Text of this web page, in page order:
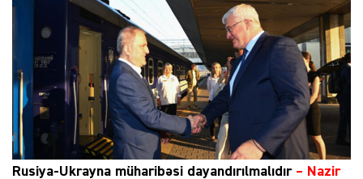
Rusiya-Ukrayna müharibəsi dayandırılmalıdır– Nazir